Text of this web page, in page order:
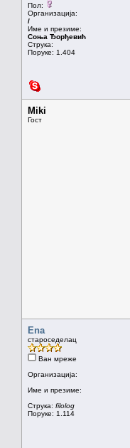
Пол:
Организација:
/
Име и презиме:
Соња Ђорђевић
Струка:
Поруке: 1.404
Miki
Гост
Ena
староседелац
Ван мреже
Организација:
Име и презиме:
Струка: filolog
Поруке: 1.114